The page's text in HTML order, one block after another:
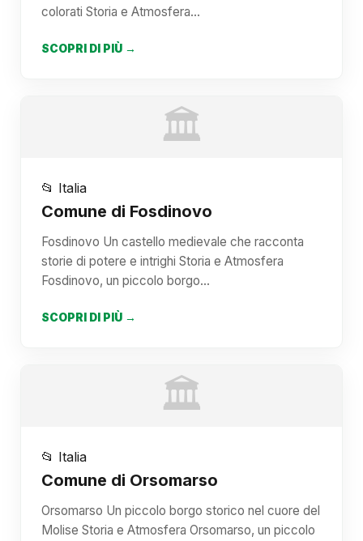
colorati Storia e Atmosfera…
SCOPRI DI PIÙ →
🏛️
📂 Italia
Comune di Fosdinovo
Fosdinovo Un castello medievale che racconta
storie di potere e intrighi Storia e Atmosfera
Fosdinovo, un piccolo borgo…
SCOPRI DI PIÙ →
🏛️
📂 Italia
Comune di Orsomarso
Orsomarso Un piccolo borgo storico nel cuore del
Molise Storia e Atmosfera Orsomarso, un piccolo